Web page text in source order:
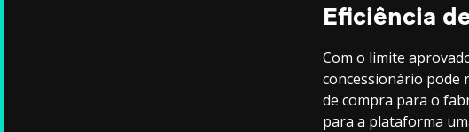
Eficiência
Com o limite
concessionário pode
de compra para o
para a plataforma